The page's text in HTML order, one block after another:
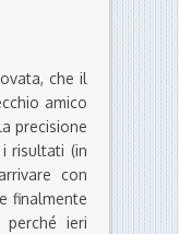
che il
amico
precisione
risultati (in
con
finalmente
ieri